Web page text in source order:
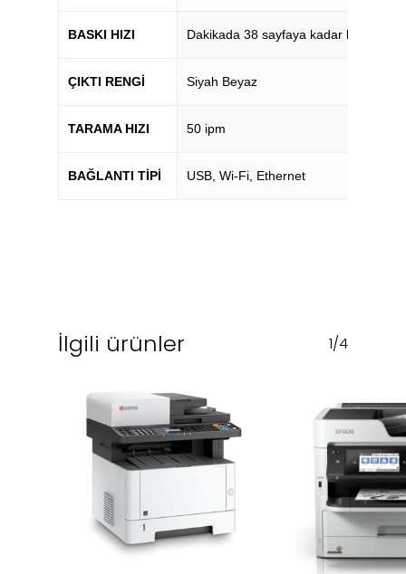
BASKI HIZI Dakikada 38 sayfaya kadar baskı
ÇIKTI RENGI Siyah Beyaz
TARAMA HIZI 50 ipm
BAĞLANTI TIPI USB, Wi-Fi, Ethernet
İlgili ürünler 1/4